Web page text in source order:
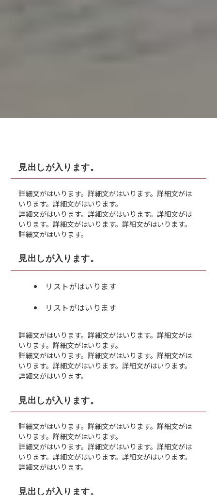
見出しが入ります。
詳細文がはいります。詳細文がはいります。詳細文がは
いります。詳細文がはいります。
詳細文がはいります。詳細文がはいります。詳細文がは
いります。詳細文がはいります。詳細文がはいります。
詳細文がはいります。
見出しが入ります。
リストがはいります
リストがはいります
詳細文がはいります。詳細文がはいります。詳細文がは
いります。詳細文がはいります。
詳細文がはいります。詳細文がはいります。詳細文がは
いります。詳細文がはいります。詳細文がはいります。
詳細文がはいります。
見出しが入ります。
詳細文がはいります。詳細文がはいります。詳細文がは
いります。詳細文がはいります。
詳細文がはいります。詳細文がはいります。詳細文がは
いります。詳細文がはいります。詳細文がはいります。
詳細文がはいります。
見出しが入ります。